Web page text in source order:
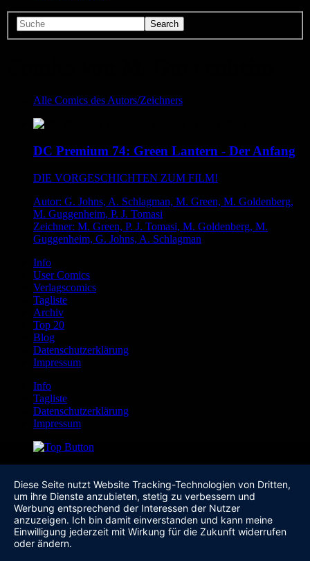
Alle Comics des Autors/Zeichners
DC Premium 74: Green Lantern - Der Anfang
DIE VORGESCHICHTEN ZUM FILM!
Autor: G. Johns, A. Schlagman, M. Green, M. Goldenberg,
M. Guggenheim, P. J. Tomasi
Zeichner: M. Green, P. J. Tomasi, M. Goldenberg, M.
Guggenheim, G. Johns, A. Schlagman
Info
User Comics
Verlagscomics
Tagliste
Archiv
Top 20
Blog
Datenschutzerklärung
Impressum
Info
Tagliste
Datenschutzerklärung
Impressum
Diese Seite nutzt Website Tracking-Technologien von Dritten,
um ihre Dienste anzubieten, stetig zu verbessern und
Werbung entsprechend der Interessen der Nutzer
anzuzeigen. Ich bin damit einverstanden und kann meine
Einwilligung jederzeit mit Wirkung für die Zukunft widerrufen
oder ändern.